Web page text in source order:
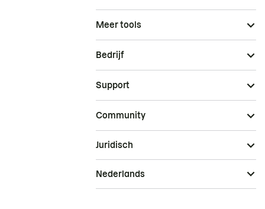
Meer tools
Bedrijf
Support
Community
Juridisch
Nederlands